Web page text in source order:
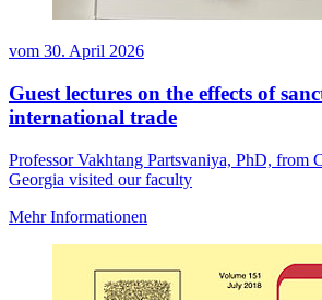
vom 30. April 2026
Guest lectures on the effects of
international trade
Professor Vakhtang Partsvaniya, PhD, from
Georgia visited our faculty
Mehr Informationen